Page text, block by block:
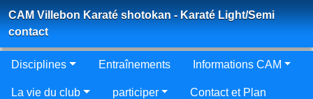
CAM Villebon Karaté shotokan - Karaté Light/Semi
contact
Disciplines Entraînements Informations CAM
La vie du club participer Contact et Plan
Panneau de gestion des cookies